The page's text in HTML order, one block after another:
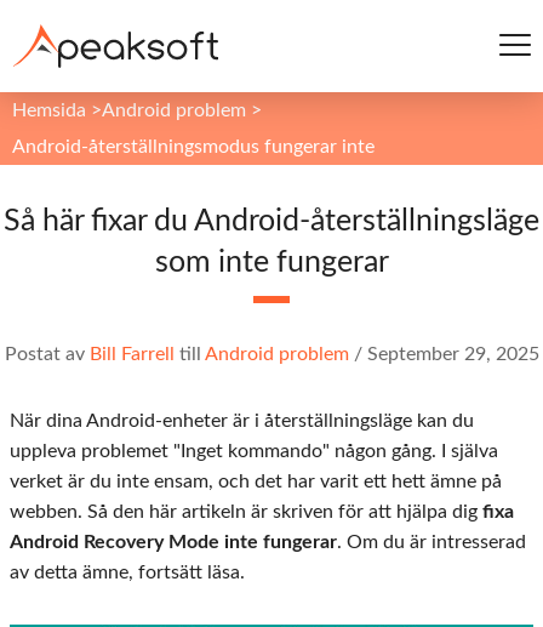
Hemsida >Android problem >
Android-återställningsmodus fungerar inte
Så här fixar du Android-återställningsläge
som inte fungerar
Postat av Bill Farrell till Android problem/ September 29, 2025
När dina Android-enheter är i återställningsläge kan du
uppleva problemet "Inget kommando" någon gång. I själva
verket är du inte ensam, och det har varit ett hett ämne på
webben. Så den här artikeln är skriven för att hjälpa dig fixa
Android Recovery Mode inte fungerar. Om du är intresserad
av detta ämne, fortsätt läsa.